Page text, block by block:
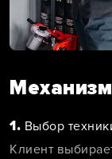
1. Выбор
Клиент